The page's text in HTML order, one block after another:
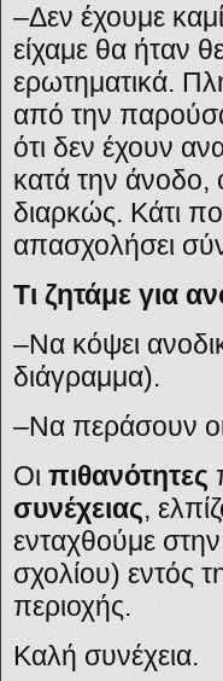
–Δεν έχουμε
είχαμε θα ήταν
ερωτηματικά.
από την
ότι δεν έχουν
κατά την άνοδο,
διαρκώς. Κάτι
απασχολήσει
Τι ζητάμε για
–Να κόψει
διάγραμμα).
–Να περάσουν
Οι πιθανότητες
συνέχειας,
ενταχθούμε
σχολίου) εντός
περιοχής.
Καλή συνέχεια.